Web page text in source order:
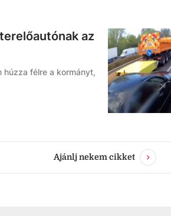
az
húzza félre a kormányt,
Ajánlj nekem cikket